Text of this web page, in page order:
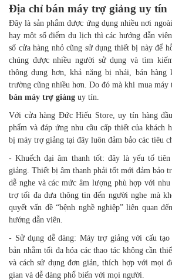
Địa chỉ bán máy trợ giảng uy tín
Đây là sản phẩm được ứng dụng nhiều nơi
hay một số điểm du lịch thì các hướng dẫn
số cửa hàng nhỏ cũng sử dụng thiết bị này để
chúng được nhiều người sử dụng và tìm
thông dụng hơn, khả năng bị nhái, bán
trường cũng nhiều hơn. Do đó mà khi mua máy
bán máy trợ giảng uy tín.
Với cửa hàng Đức Hiếu Store, uy tín hàng
phẩm và đáp ứng nhu cầu cấp thiết của khách
bị máy trợ giảng tại đây luôn đảm bảo các tiêu
- Khuếch đại âm thanh tốt: đây là yếu tố
giảng. Thiết bị âm thanh phải tốt mới đảm bảo
dễ nghe và các mức âm lượng phù hợp với
trợ tối đa đưa thông tin đến người nghe mà
quyết vấn đề “bệnh nghề nghiệp” liên quan
hướng dẫn viên.
- Sử dụng dễ dàng: Máy trợ giảng với cấu
bản nhằm tối đa hóa các thao tác không cần
và cách sử dụng đơn giản, thích hợp với mọi
gian và dễ dàng phổ biến với mọi người.